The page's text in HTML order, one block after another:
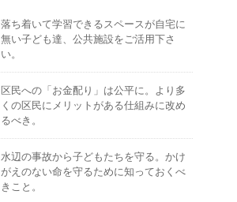
落ち着いて学習できるスペースが自宅に
無い子ども達、公共施設をご活用下さ
い。
区民への「お金配り」は公平に。より多
くの区民にメリットがある仕組みに改め
るべき。
水辺の事故から子どもたちを守る。かけ
がえのない命を守るために知っておくべ
きこと。